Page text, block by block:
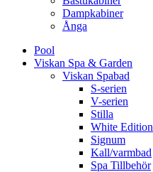
Dampkabiner
Ånga
Pool
Viskan Spa & Garden
Viskan Spabad
S-serien
V-serien
Stilla
White Edition
Signum
Kall/varmbad
Spa Tillbehör